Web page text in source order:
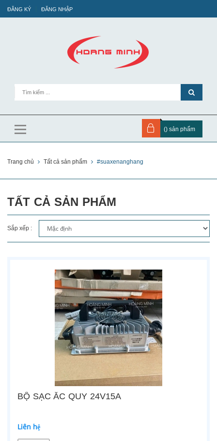
ĐĂNG KÝ ĐĂNG NHẬP
() sản phẩm
Trang chủ Tất cả sản phẩm #suaxenanghang
TẤT CẢ SẢN PHẨM
Sắp xếp :
BỘ SẠC ẮC QUY 24V15A
Liên hệ